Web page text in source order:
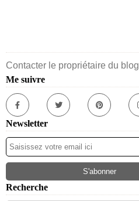
Contacter le propriétaire du blog
Me suivre
Newsletter
Recherche